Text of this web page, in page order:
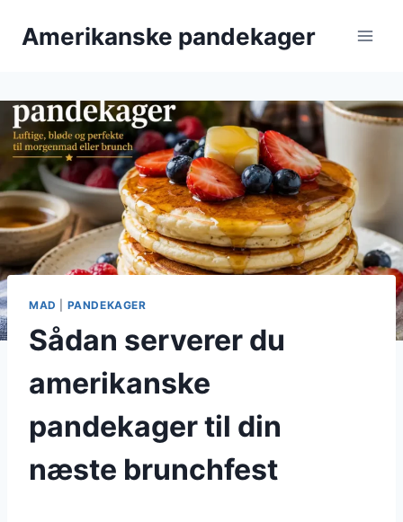
Amerikanske pandekager
MAD PANDEKAGER
Sådan serverer du
amerikanske
pandekager til din
næste brunchfest